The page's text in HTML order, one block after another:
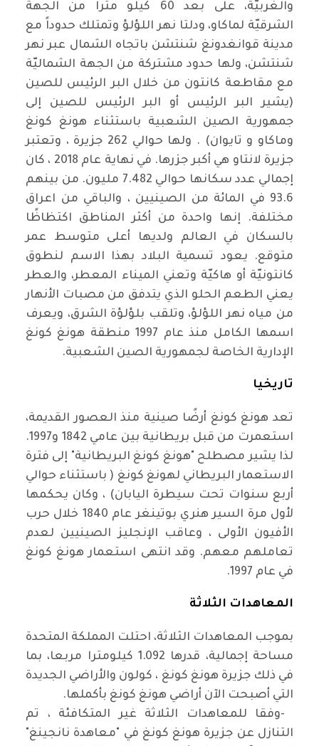
والغربيّة، على بعد 60 كيلو مترا من الجهة
الشرقيّة لماكاو، ودلتا نهر اللؤلؤ وتمتلك حدوداً مع
مدينة قوانغدونغ شنتشن باتجاه الشمال عبر نهر
شنتشن، ولها حدود مشتركة من الجهة الشماليّة
مع مقاطعة كانتون من خلال البر الرئيس للصين
(يشير البر الرئيس أو البر الرئيس للصين إلى
جمهورية الصين الشعبية باستثناء هونغ كونغ
وماكاو و تايوان) . ولها حوالي 262 جزيرة ، وتعتبر
جزيرة لانتاو هي أكبر جزرها. في نهاية عام 2018 ، كان
إجمالي عدد سكانها حوالي 7.482 مليون. من بينهم
93.6 في المائة من الصينيين ، والباقي من اعراق
مختلفة. إنها واحدة من أكثر المناطق اكتظاظًا
بالسكان في العالم ولديها أعلى متوسط عمر
متوقع. يعود تسمية البلاد بهذا الاسم لنطوق
كانتونيّة أو هاكيّة وتعني الميناء المعطر، والعطر
يعني الطعم الحلو الذي يتدفق من مصبات الأنهار
من مياه نهر اللؤلؤ، وتلقب بلؤلؤة الشرق، ويعرف
اسمها الكامل منذ عام 1997 منطقة هونغ كونغ
الإدارية الخاصة لجمهورية الصين الشعبية.
تاريخيا
تعد هونغ كونغ أرضًا صينية منذ العصور القديمة،
استعمرت من قبل بريطانية بين عامي 1842 و1997.
لذا يشير مصطلح "هونغ كونغ البريطانية" إلى فترة
الاستعمار البريطاني لهونغ كونغ ( باستثناء حوالي
أربع سنوات تحت سيطرة اليابان) ، وكان يحكمها
لأول مرة السير هنري بوتينغر عام 1840 خلال حرب
الأفيون الأولى ، وعاقب الإنجليز الصينيين لعدم
تعاملهم معهم. وقد انتهى استعمار هونغ كونغ
في عام 1997
.
المعاهدات الثلاثة
بموجب المعاهدات الثلاثة، احتلت المملكة المتحدة
مساحة إجمالية، قدرها 1.092 كيلومترا مربعا، بما
في ذلك جزيرة هونغ كونغ ، كولون والأراضي الجديدة
التي أصبحت الآن أراضي هونغ كونغ بأكملها.
-وفقا للمعاهدات الثلاثة غير المتكافئة ، تم
التنازل عن جزيرة هونغ كونغ في "معاهدة نانجينغ"